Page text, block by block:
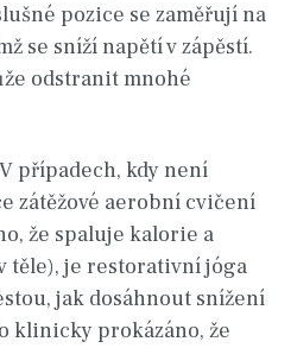
pozice se zaměřují na
se sníží napětí v zápěstí.
odstranit mnohé
V případech, kdy není
zátěžové aerobní cvičení
že spaluje kalorie a
těle), je restorativní jóga
jak dosáhnout snížení
klinicky prokázáno, že